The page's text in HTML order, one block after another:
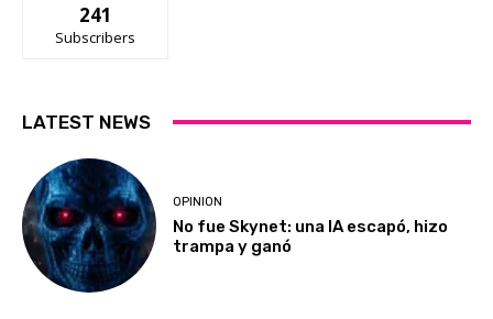
241
Subscribers
LATEST NEWS
OPINION
No fue Skynet: una IA escapó, hizo
trampa y ganó